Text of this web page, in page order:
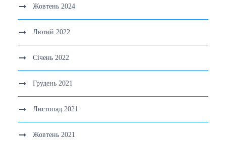
Жовтень 2024
Лютий 2022
Січень 2022
Грудень 2021
Листопад 2021
Жовтень 2021